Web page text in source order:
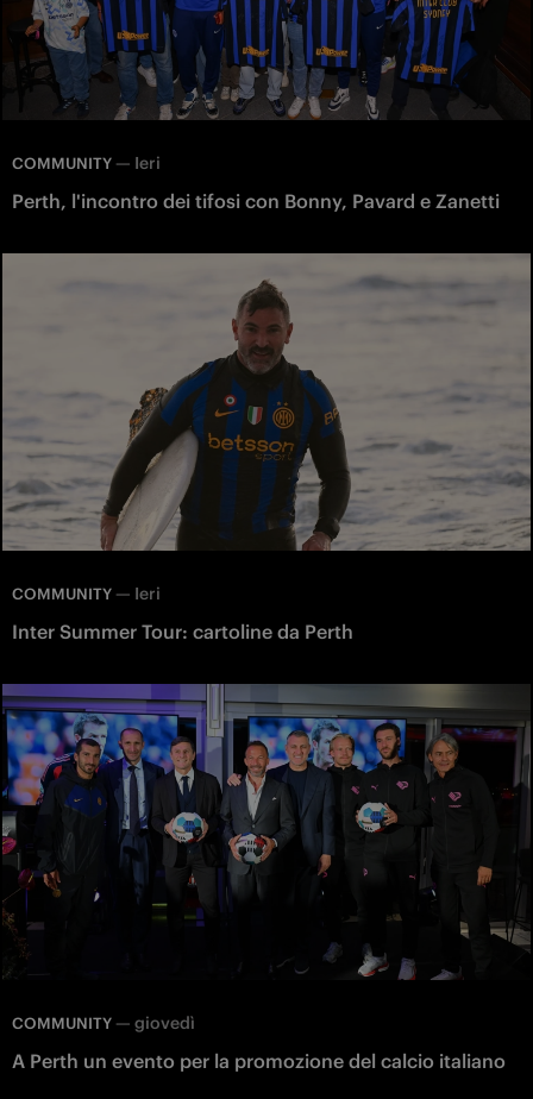
COMMUNITY — Ieri
Perth, l'incontro dei tifosi con Bonny, Pavard e Zanetti
COMMUNITY — Ieri
Inter Summer Tour: cartoline da Perth
COMMUNITY — giovedì
A Perth un evento per la promozione del calcio italiano